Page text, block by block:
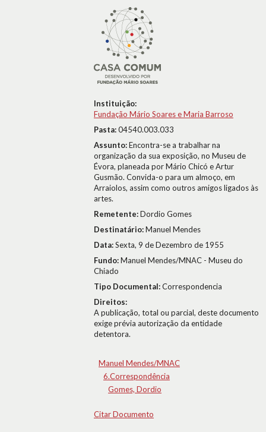
Instituição:
Fundação Mário Soares e Maria Barroso
Pasta:04540.003.033
Assunto:Encontra-se a trabalhar na
organização da sua exposição, no Museu de
Évora, planeada por Mário Chicó e Artur
Gusmão. Convida-o para um almoço, em
Arraiolos, assim como outros amigos ligados às
artes.
Remetente:Dordio Gomes
Destinatário:Manuel Mendes
Data:Sexta, 9 de Dezembro de 1955
Fundo:Manuel Mendes/MNAC - Museu do
Chiado
Tipo Documental:Correspondencia
Direitos:
A publicação, total ou parcial, deste documento
exige prévia autorização da entidade
detentora.
Manuel Mendes/MNAC
6.Correspondência
Gomes, Dordio
Citar Documento